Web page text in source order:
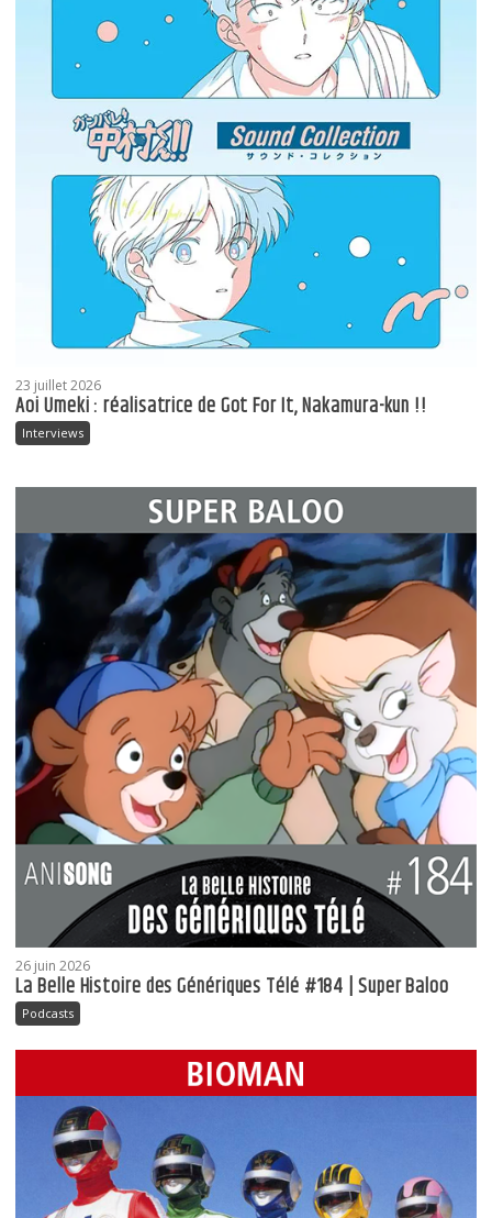
23 juillet 2026
Aoi Umeki : réalisatrice de Got For It, Nakamura-kun !!
Interviews
26 juin 2026
La Belle Histoire des Génériques Télé #184 | Super Baloo
Podcasts